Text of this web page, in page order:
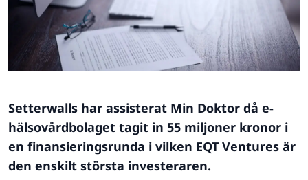
Setterwalls har assisterat Min Doktor då e-
hälsovårdbolaget tagit in 55 miljoner kronor i
en finansieringsrunda i vilken EQT Ventures är
den enskilt största investeraren.